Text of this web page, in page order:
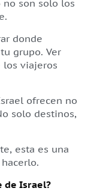
son solo los
donde
grupo. Ver
los viajeros
ofrecen no
solo destinos,
esta es una
de Israel?